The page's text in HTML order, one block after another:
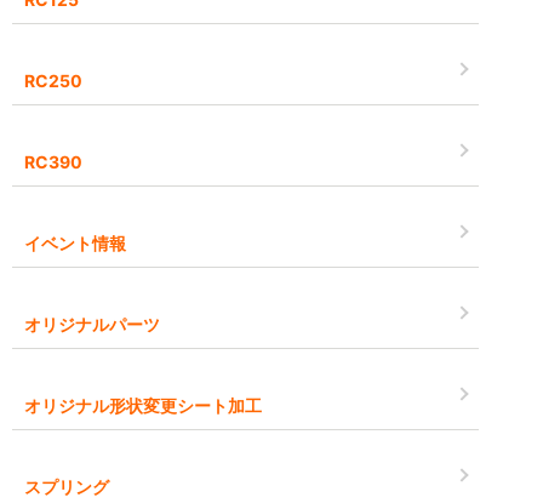
RC250
RC390
イベント情報
オリジナルパーツ
オリジナル形状変更シート加工
スプリング